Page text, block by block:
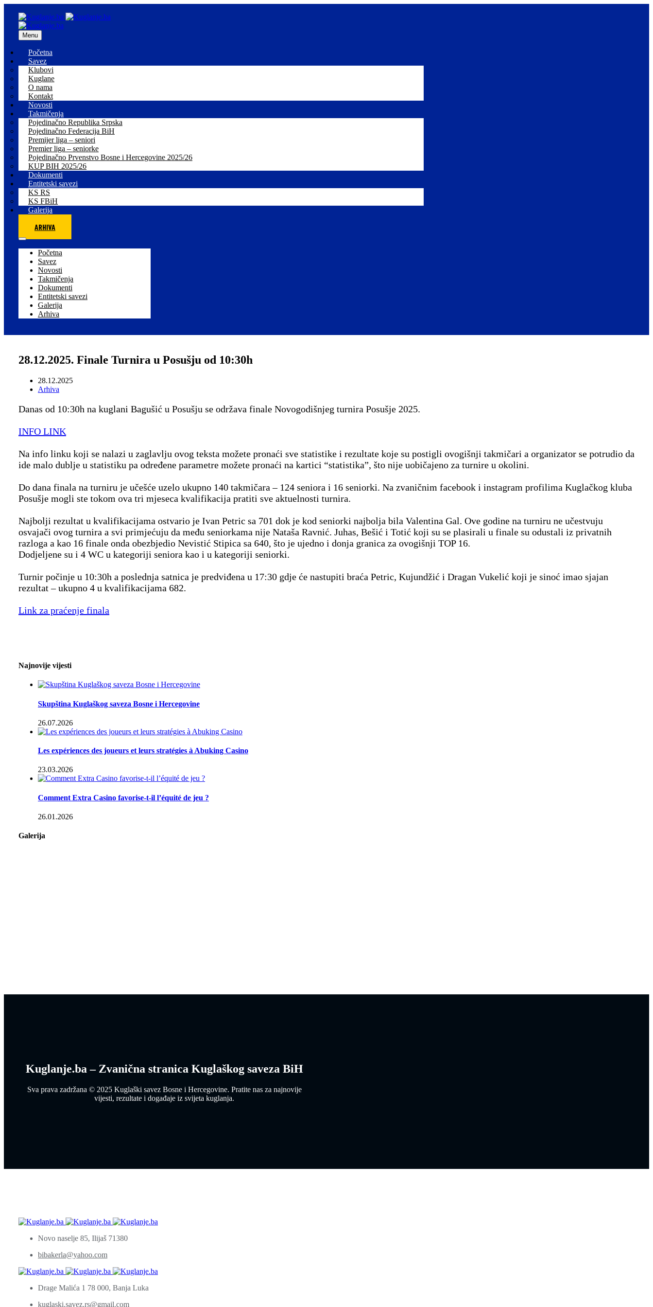
Menu
Početna
Savez
Klubovi
Kuglane
O nama
Kontakt
Novosti
Takmičenja
Pojedinačno Republika Srpska
Pojedinačno Federacija BiH
Premijer liga – seniori
Premier liga – seniorke
Pojedinačno Prvenstvo Bosne i Hercegovine 2025/26
KUP BIH 2025/26
Dokumenti
Entitetski savezi
KS RS
KS FBiH
Galerija
ARHIVA
Početna
Savez
Novosti
Takmičenja
Dokumenti
Entitetski savezi
Galerija
Arhiva
28.12.2025. Finale Turnira u Posušju od 10:30h
28.12.2025
Arhiva
Danas od 10:30h na kuglani Bagušić u Posušju se održava finale Novogodišnjeg turnira Posušje 2025.
INFO LINK
Na info linku koji se nalazi u zaglavlju ovog teksta možete pronaći sve statistike i rezultate koje su postigli ovogišnji takmičari a organizator se potrudio da
ide malo dublje u statistiku pa određene parametre možete pronaći na kartici “statistika”, što nije uobičajeno za turnire u okolini.
Do dana finala na turniru je učešće uzelo ukupno 140 takmičara – 124 seniora i 16 seniorki. Na zvaničnim facebook i instagram profilima Kuglačkog kluba
Posušje mogli ste tokom ova tri mjeseca kvalifikacija pratiti sve aktuelnosti turnira.
Najbolji rezultat u kvalifikacijama ostvario je Ivan Petric sa 701 dok je kod seniorki najbolja bila Valentina Gal. Ove godine na turniru ne učestvuju
osvajači ovog turnira a svi primjećuju da među seniorkama nije Nataša Ravnić. Juhas, Bešić i Totić koji su se plasirali u finale su odustali iz privatnih
razloga a kao 16 finale onda obezbjedio Nevistić Stipica sa 640, što je ujedno i donja granica za ovogišnji TOP 16.
Dodjeljene su i 4 WC u kategoriji seniora kao i u kategoriji seniorki.
Turnir počinje u 10:30h a poslednja satnica je predviđena u 17:30 gdje će nastupiti braća Petric, Kujundžić i Dragan Vukelić koji je sinoć imao sjajan
rezultat – ukupno 4 u kvalifikacijama 682.
Link za praćenje finala
Najnovije vijesti
Skupština Kuglaškog saveza Bosne i Hercegovine
26.07.2026
Les expériences des joueurs et leurs stratégies à Abuking Casino
23.03.2026
Comment Extra Casino favorise-t-il l’équité de jeu ?
26.01.2026
Galerija
Kuglanje.ba – Zvanična stranica Kuglaškog saveza BiH
Sva prava zadržana © 2025 Kuglaški savez Bosne i Hercegovine. Pratite nas za najnovije
vijesti, rezultate i događaje iz svijeta kuglanja.
Novo naselje 85, Ilijaš 71380
bibakerla@yahoo.com
Drage Malića 1 78 000, Banja Luka
kuglaski.savez.rs@gmail.com